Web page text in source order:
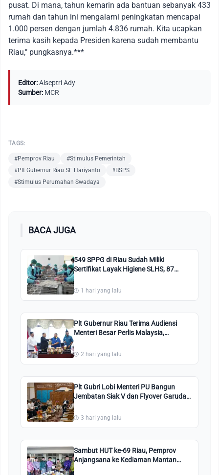
pusat. Di mana, tahun kemarin ada bantuan sebanyak 433
rumah dan tahun ini mengalami peningkatan mencapai
1.000 persen dengan jumlah 4.836 rumah. Kita ucapkan
terima kasih kepada Presiden karena sudah membantu
Riau," pungkasnya.***
Editor:Alseptri Ady
Sumber: MCR
TAGS:
#Pemprov Riau
#Stimulus Pemerintah
#Plt Gubernur Riau SF Hariyanto
#BSPS
#Stimulus Perumahan Swadaya
BACA JUGA
549 SPPG di Riau Sudah Miliki
Sertifikat Layak Higiene SLHS, 87
1 hari yang lalu
Plt Gubernur Riau Terima Audiensi
Menteri Besar Perlis Malaysia,
dan Wisata
2 hari yang lalu
Plt Gubri Lobi Menteri PU Bangun
Jembatan Siak V dan Flyover Garuda
3 hari yang lalu
Sambut HUT ke-69 Riau, Pemprov
Anjangsana ke Kediaman Mantan